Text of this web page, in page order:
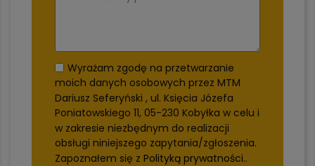
Wyrażam zgodę na przetwarzanie
moich danych osobowych przez MTM
Dariusz Seferyński , ul. Księcia Józefa
Poniatowskiego 11, 05-230 Kobyłka w celu i
w zakresie niezbędnym do realizacji
obsługi niniejszego zapytania/zgłoszenia.
Zapoznałem się z Polityką prywatności..